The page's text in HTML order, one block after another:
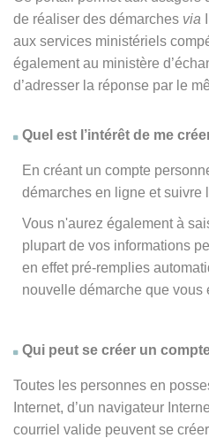
de réaliser des démarches via
aux services ministériels
également au ministère
d’adresser la réponse par le
Quel est l’intérêt de me
En créant un compte
démarches en ligne et suivre
Vous n'aurez également à
plupart de vos informations
en effet pré-remplies
nouvelle démarche que vous
Qui peut se créer un
Toutes les personnes en
Internet, d’un navigateur
courriel valide peuvent se